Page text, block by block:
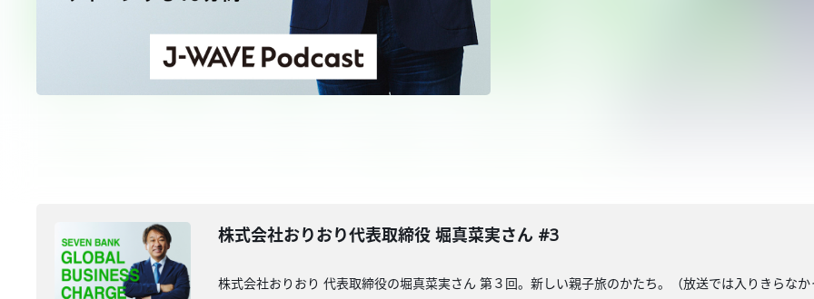
株式会社おりおり代表取締役 堀真菜実さん #3
株式会社おりおり 代表取締役の堀真菜実さん 第３回。新しい親子旅のかたち。（放送では入りきらな